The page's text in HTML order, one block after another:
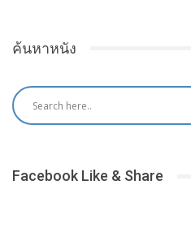
ค้นหาหนัง
Facebook Like & Share